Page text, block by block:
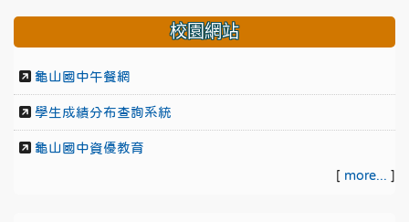
校園網站
龜山國中午餐網
學生成績分布查詢系統
龜山國中資優教育
[ more... ]